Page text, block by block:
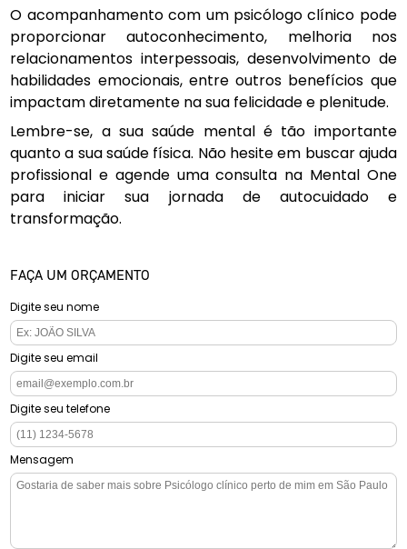
O acompanhamento com um psicólogo clínico pode
proporcionar autoconhecimento, melhoria nos
relacionamentos interpessoais, desenvolvimento de
habilidades emocionais, entre outros benefícios que
impactam diretamente na sua felicidade e plenitude.
Lembre-se, a sua saúde mental é tão importante
quanto a sua saúde física. Não hesite em buscar ajuda
profissional e agende uma consulta na Mental One
para iniciar sua jornada de autocuidado e
transformação.
FAÇA UM ORÇAMENTO
Digite seu nome
Digite seu email
Digite seu telefone
Mensagem